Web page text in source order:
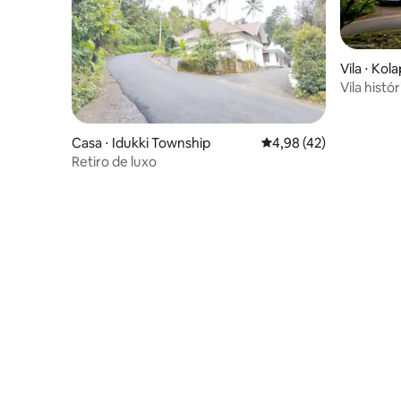
Casa ⋅ Idukki Township 4,98 de uma avaliação
4,98 (42)
Retiro de luxo
Vila ⋅
Vila